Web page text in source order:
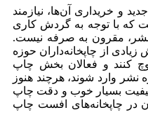
و خریداری آن‌ها، نیازمند
که با توجه به گردش کاری
مقرون به صرفه نیست.
از چاپخانه‌داران حوزه
کنند و فعالان بخش چاپ
نشر وارد شوند، هرچند هنوز
کیفیت بسیار خوب و دقت چاپ
در چاپخانه‌های افست چاپ